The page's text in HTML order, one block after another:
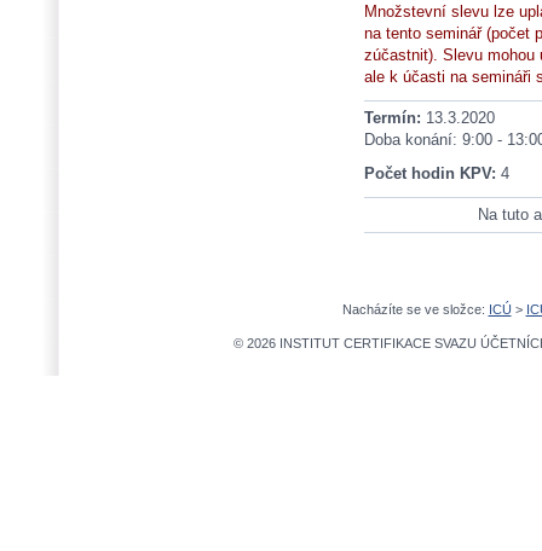
Množstevní slevu lze
na tento seminář (počet
zúčastnit). Slevu
ale k účasti na semináři
Termín: 13.3.2020
Doba konání: 9:00 -
Počet hodin KPV: 4
Na tuto
Nacházíte se ve složce: ICÚ >
© 2026 INSTITUT CERTIFIKACE SVAZU